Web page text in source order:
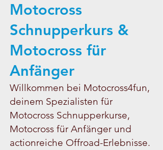
Motocross
Schnupperkurs &
Motocross für
Anfänger
Willkommen bei Motocross4fun,
deinem Spezialisten für
Motocross Schnupperkurse,
Motocross für Anfänger und
actionreiche Offroad-Erlebnisse.